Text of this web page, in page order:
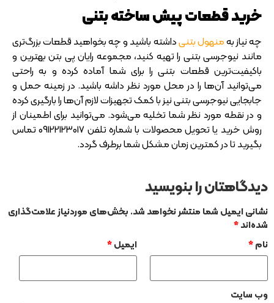
خرید قطعات پیش ساخته بتنی
چه نیاز بهمنهول بتنیداشته باشید و چه بخواهید قطعات بزرگ‌تری
مانند نیوجرسی بتنی را تهیه کنید، مجموعه رایان پی بتن بهترین و
باکیفیت‌ترین قطعات بتنی را برای شما آماده کرده و به راحتی
می‌توانید آن‌ها را در محل مورد نظر داشه باشید. در زمینه حمل و
جابجایی نیوجرسی بتنی نیز با کمک تجهیزات لازم آن‌ها را بارگیری کرده
و در نقطه مورد نظر شما تخلیه می‌شود. می‌توانید برای اطمینان از
روش خرید یا تحویل محصولات با شماره تلفن 09122123017 تماس
بگیرید تا در کمترین زمان مشکل شما برطرف گردد.
دیدگاهتان را بنویسید
نشانی ایمیل شما منتشر نخواهد شد.بخش‌های موردنیاز علامت‌گذاری
شده‌اند*
نام* ایمیل*
وب‌ سایت